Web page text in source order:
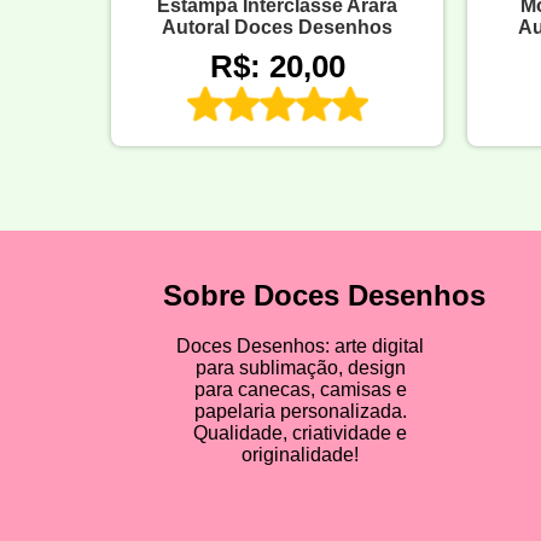
Estampa Interclasse Arara
Autoral Doces Desenhos
R$: 20,00
Sobre Doces Desenhos
Doces Desenhos: arte digital
para sublimação, design
para canecas, camisas e
papelaria personalizada.
Qualidade, criatividade e
originalidade!